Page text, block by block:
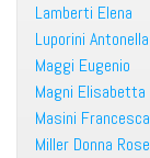
Lamberti Elena
Luporini Antonella
Maggi Eugenio
Magni Elisabetta
Masini Francesca
Miller Donna Rose